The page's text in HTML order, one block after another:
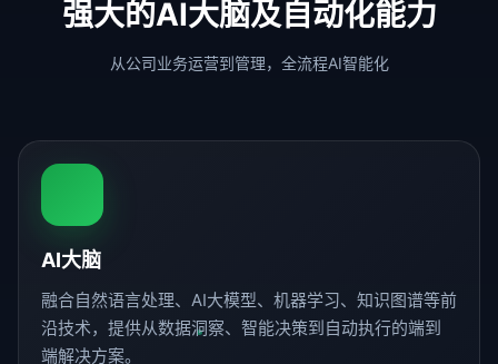
强大的AI大脑及自动化能力
从公司业务运营到管理，全流程AI智能化
AI大脑
融合自然语言处理、AI大模型、机器学习、知识图谱等前
沿技术，提供从数据洞察、智能决策到自动执行的端到
端解决方案。